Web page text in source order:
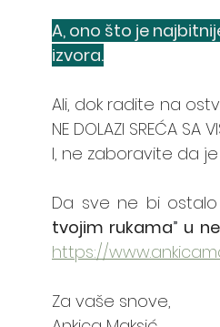
A, ono što je
izvora.
Ali, dok radite na
NE DOLAZI SREĆA SA
I, ne zaboravite da
Da sve ne bi
tvojim rukama” u
https://
Za vaše snove,